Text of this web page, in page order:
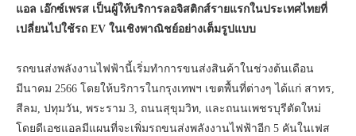
แอล เอ๊กซ์เพรส เป็นผู้ให้บริการลอจิสติกส์รายแรกในประเทศไทยที่
เปลี่ยนไปใช้รถ EV ในเชิงพาณิชย์อย่างเต็มรูปแบบ
รถขนส่งพลังงานไฟฟ้านี้เริ่มทำการขนส่งสินค้าในช่วงต้นเดือน
มีนาคม 2566 โดยให้บริการในกรุงเทพฯ เขตพื้นที่ต่างๆ ได้แก่ สาทร,
สีลม, ปทุมวัน, พระราม 3, ถนนสุขุมวิท, และถนนเพชรบุรีตัดใหม่
โดยดีเอชแอลมีแผนที่จะเพิ่มรถขนส่งพลังงานไฟฟ้าอีก 5 คันในเฟส